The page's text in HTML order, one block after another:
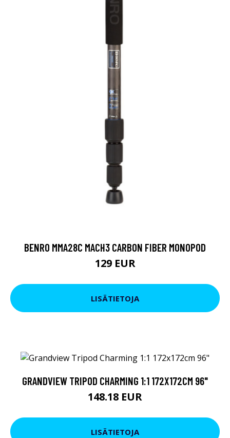
BENRO MMA28C MACH3 CARBON FIBER MONOPOD
129 EUR
LISÄTIETOJA
GRANDVIEW TRIPOD CHARMING 1:1 172X172CM 96"
148.18 EUR
LISÄTIETOJA